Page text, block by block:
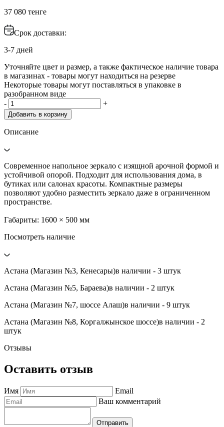
37 080 тенге
Срок доставки:
3-7 дней
Уточняйте цвет и размер, а также фактическое наличие товара
в магазинах - товары могут находиться на резерве
Некоторые товары могут поставляться в упаковке в
разобранном виде
-
+
Добавить в корзину
Описание
Современное напольное зеркало с изящной арочной формой и
устойчивой опорой. Подходит для использования дома, в
бутиках или салонах красоты. Компактные размеры
позволяют удобно разместить зеркало даже в ограниченном
пространстве.
Габариты: 1600 × 500 мм
Посмотреть наличие
Астана (Магазин №3, Кенесары)в наличии - 3 штук
Астана (Магазин №5, Бараева)в наличии - 2 штук
Астана (Магазин №7, шоссе Алаш)в наличии - 9 штук
Астана (Магазин №8, Коргалжынское шоссе)в наличии - 2
штук
Отзывы
Оставить отзыв
Имя
Email
Ваш комментарий
Отправить